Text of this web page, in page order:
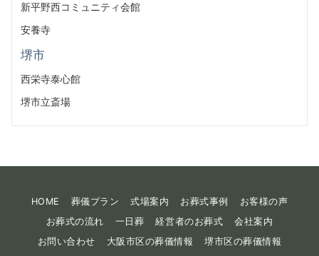
新平野西コミュニティ会館
安養寺
堺市
西栄寺泰心館
堺市立斎場
HOME 葬儀プラン 式場案内 お葬式事例
お客様の声
お葬式の流れ
一日葬 経営者のお葬式
会社案内
お問い合わせ
大阪市区の葬儀情報 堺市区の葬儀情報